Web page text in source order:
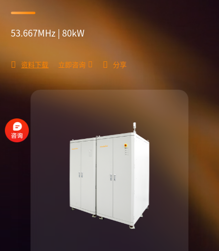
53.667MHz | 80kW
资料下载 立即咨询 分享